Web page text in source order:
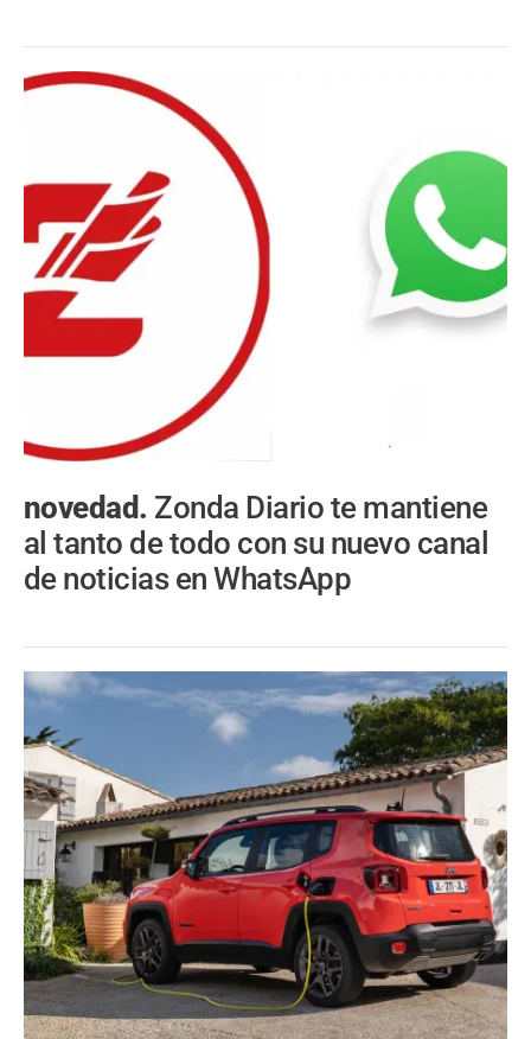
novedad. Zonda Diario te mantiene
al tanto de todo con su nuevo canal
de noticias en WhatsApp